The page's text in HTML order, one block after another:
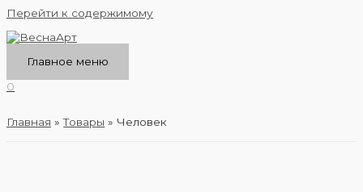
Перейти к содержимому
Главное меню
0
Главная Товары Человек